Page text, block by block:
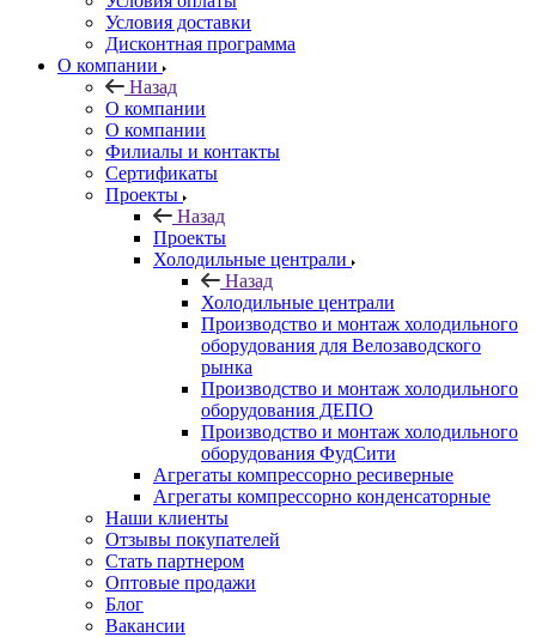
Условия доставки
Дисконтная программа
О компании
Назад
О компании
О компании
Филиалы и контакты
Сертификаты
Проекты
Назад
Проекты
Холодильные централи
Назад
Холодильные централи
Производство и монтаж холодильного
оборудования для Велозаводского
рынка
Производство и монтаж холодильного
оборудования ДЕПО
Производство и монтаж холодильного
оборудования ФудСити
Агрегаты компрессорно ресиверные
Агрегаты компрессорно конденсаторные
Наши клиенты
Отзывы покупателей
Стать партнером
Оптовые продажи
Блог
Вакансии